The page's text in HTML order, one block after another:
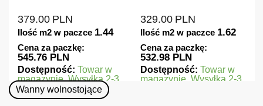
379.00 PLN
Ilość m2 w paczce 1.44
Cena za paczkę:
545.76 PLN
Dostępność: Towar w
magazynie. Wysyłka 2-3
dni.
329.00 PLN
Ilość m2 w paczce 1.62
Cena za paczkę:
532.98 PLN
Dostępność: Towar w
magazynie. Wysyłka 2-3
Wanny wolnostojące